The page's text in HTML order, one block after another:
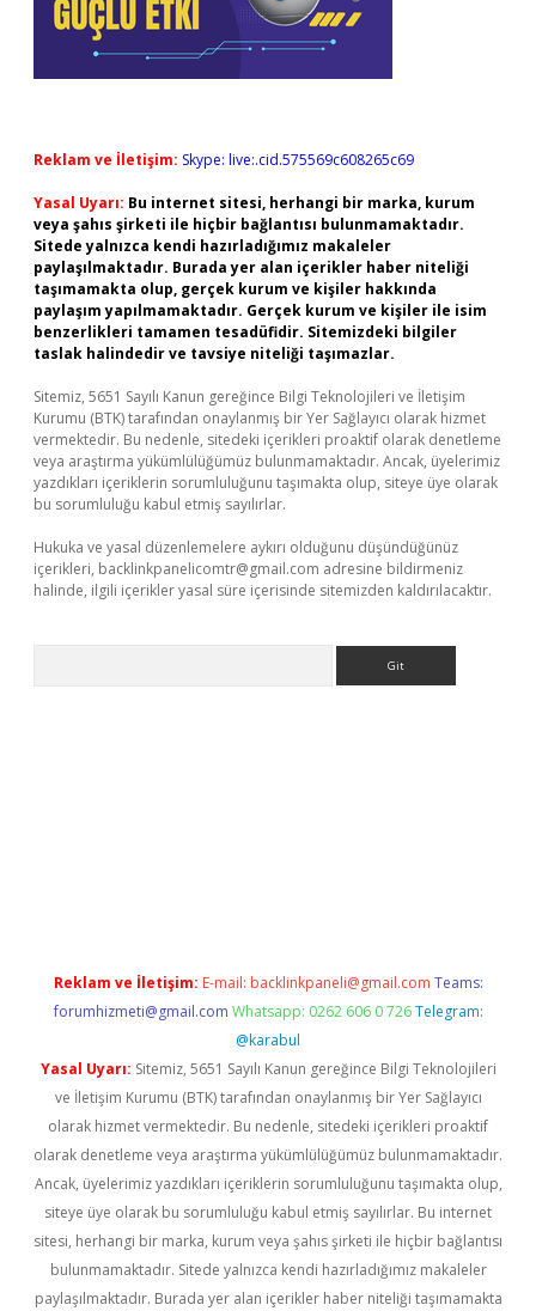
Reklam ve İletişim: Skype: live:.cid.575569c608265c69
Yasal Uyarı: Bu internet sitesi, herhangi bir marka, kurum
veya şahıs şirketi ile hiçbir bağlantısı bulunmamaktadır.
Sitede yalnızca kendi hazırladığımız makaleler
paylaşılmaktadır. Burada yer alan içerikler haber niteliği
taşımamakta olup, gerçek kurum ve kişiler hakkında
paylaşım yapılmamaktadır. Gerçek kurum ve kişiler ile isim
benzerlikleri tamamen tesadüfidir. Sitemizdeki bilgiler
taslak halindedir ve tavsiye niteliği taşımazlar.
Sitemiz, 5651 Sayılı Kanun gereğince Bilgi Teknolojileri ve İletişim
Kurumu (BTK) tarafından onaylanmış bir Yer Sağlayıcı olarak hizmet
vermektedir. Bu nedenle, sitedeki içerikleri proaktif olarak denetleme
veya araştırma yükümlülüğümüz bulunmamaktadır. Ancak, üyelerimiz
yazdıkları içeriklerin sorumluluğunu taşımakta olup, siteye üye olarak
bu sorumluluğu kabul etmiş sayılırlar.
Hukuka ve yasal düzenlemelere aykırı olduğunu düşündüğünüz
içerikleri, backlinkpanelicomtr@gmail.com adresine bildirmeniz
halinde, ilgili içerikler yasal süre içerisinde sitemizden kaldırılacaktır.
Reklam ve İletişim: E-mail: backlinkpaneli@gmail.com Teams:
forumhizmeti@gmail.com Whatsapp: 0262 606 0 726 Telegram:
@karabul
Yasal Uyarı: Sitemiz, 5651 Sayılı Kanun gereğince Bilgi Teknolojileri
ve İletişim Kurumu (BTK) tarafından onaylanmış bir Yer Sağlayıcı
olarak hizmet vermektedir. Bu nedenle, sitedeki içerikleri proaktif
olarak denetleme veya araştırma yükümlülüğümüz bulunmamaktadır.
Ancak, üyelerimiz yazdıkları içeriklerin sorumluluğunu taşımakta olup,
siteye üye olarak bu sorumluluğu kabul etmiş sayılırlar. Bu internet
sitesi, herhangi bir marka, kurum veya şahıs şirketi ile hiçbir bağlantısı
bulunmamaktadır. Sitede yalnızca kendi hazırladığımız makaleler
paylaşılmaktadır. Burada yer alan içerikler haber niteliği taşımamakta